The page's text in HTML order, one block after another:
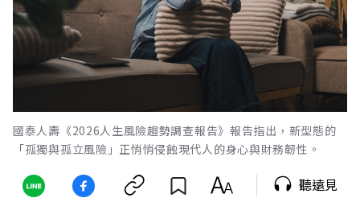
國泰人壽《2026人生風險趨勢調查報告》報告指出，新型態的
「孤獨與孤立風險」正悄悄侵蝕現代人的身心與財務韌性。
聽遠見